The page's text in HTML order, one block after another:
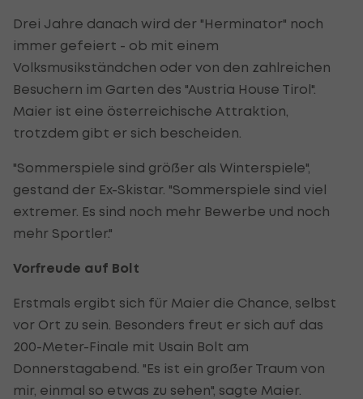
Drei Jahre danach wird der "Herminator" noch
immer gefeiert - ob mit einem
Volksmusikständchen oder von den zahlreichen
Besuchern im Garten des "Austria House Tirol".
Maier ist eine österreichische Attraktion,
trotzdem gibt er sich bescheiden.
"Sommerspiele sind größer als Winterspiele",
gestand der Ex-Skistar. "Sommerspiele sind viel
extremer. Es sind noch mehr Bewerbe und noch
mehr Sportler."
Vorfreude auf Bolt
Erstmals ergibt sich für Maier die Chance, selbst
vor Ort zu sein. Besonders freut er sich auf das
200-Meter-Finale mit Usain Bolt am
Donnerstagabend. "Es ist ein großer Traum von
mir, einmal so etwas zu sehen", sagte Maier.